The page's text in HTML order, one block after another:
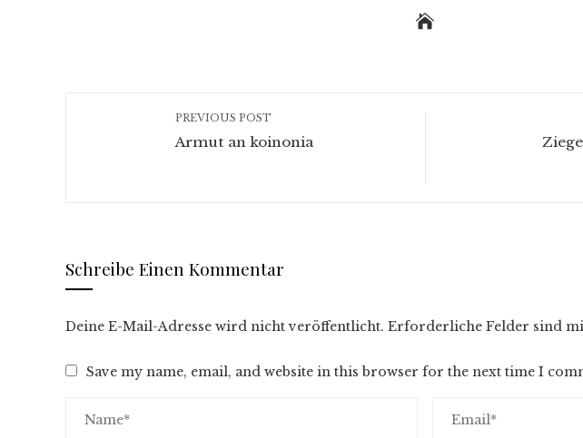
PREVIOUS POST
Armut an koinonia
Schreibe Einen Kommentar
Deine E-Mail-Adresse wird nicht veröffentlicht. Erforderliche Felder sind
Save my name, email, and website in this browser for the next time I